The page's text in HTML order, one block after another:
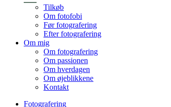
Tilkøb
Om fotofobi
Før fotografering
Efter fotografering
Om mig
Om fotografering
Om passionen
Om hverdagen
Om øjeblikkene
Kontakt
Fotografering